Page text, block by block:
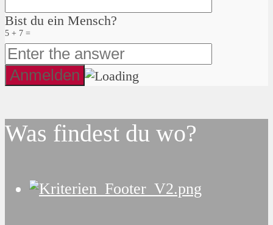
Bist du ein Mensch?
5 + 7 =
Was findest du wo?